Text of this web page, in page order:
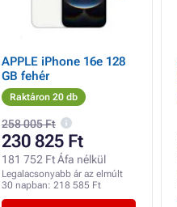
APPLE iPhone 16e 128
GB fehér
Raktáron 20 db
258 005 Ft
230 825 Ft
181 752 Ft Áfa nélkül
Legalacsonyabb ár az elmúlt
30 napban: 218 585 Ft